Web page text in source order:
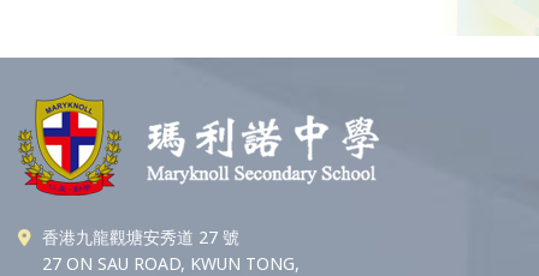
香港九龍觀塘安秀道 27 號
27 ON SAU ROAD, KWUN TONG,